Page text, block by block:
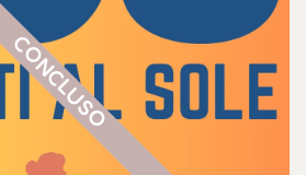
CONCLUSO